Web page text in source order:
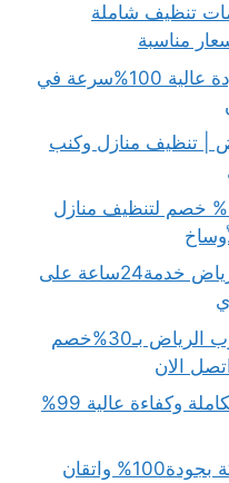
تنظيف شاملة
مناسبة
شركة تنظيف العليا الرياض جودة عالية 100%سرعة في
| تنظيف منازل وكنب
شركة تنظيف بالمزاحمية بـ 33% خصم لتنظيف منازل
كشف تسربات المياه جنوب الرياض خدمة24ساعة على
شركة كشف تسربات المياه غرب الرياض بـ30%خصم
شركة تنظيف بالدلم خدمات متكاملة وكفاءة عالية 99%
سباك الرياض..افضل فني سباكة بجودة100% واتقان